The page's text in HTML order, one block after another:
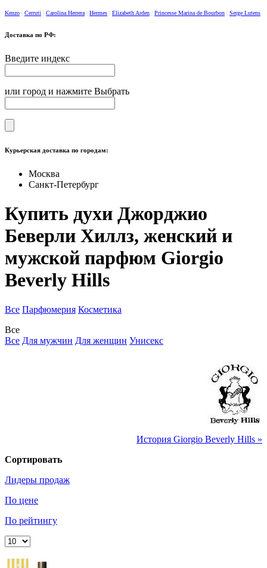
Kenzo Cerruti Carolina Herrera Hermes Elizabeth Arden Princesse Marina de Bourbon Serge Lutens
Доставка по РФ:
Введите индекс
или город и нажмите Выбрать
Курьерская доставка по городам:
Москва
Санкт-Петербург
Купить духи Джорджио
Беверли Хиллз, женский и
мужской парфюм Giorgio
Beverly Hills
Все Парфюмерия Косметика
Все
Все Для мужчин Для женщин Унисекс
История Giorgio Beverly Hills »
Сортировать
Лидеры продаж
По цене
По рейтингу